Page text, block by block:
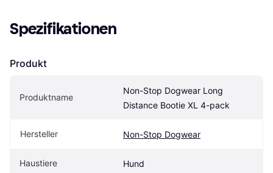
Spezifikationen
Produkt
Produktname
Non-Stop Dogwear Long
Distance Bootie XL 4-pack
Hersteller Non-Stop Dogwear
Haustiere Hund